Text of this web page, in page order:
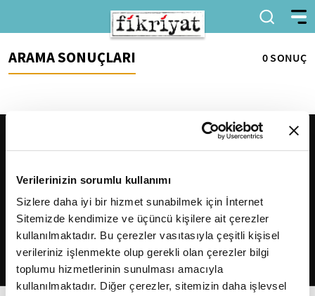
Verilerinizin sorumlu kullanımı
Sizlere daha iyi bir hizmet sunabilmek için İnternet
Sitemizde kendimize ve üçüncü kişilere ait çerezler
kullanılmaktadır. Bu çerezler vasıtasıyla çeşitli kişisel
verileriniz işlenmekte olup gerekli olan çerezler bilgi
toplumu hizmetlerinin sunulması amacıyla
kullanılmaktadır. Diğer çerezler, sitemizin daha işlevsel
ARAMA SONUÇLARI 0 SONUÇ
2026Fikriyat. Tüm hakları saklıdır.